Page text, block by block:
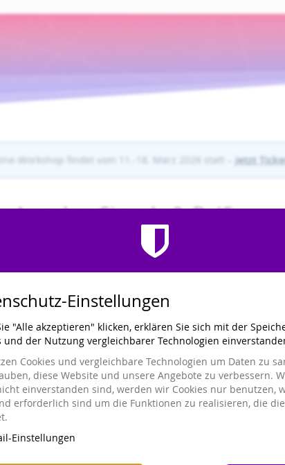
Workshop findet vom 11.-18. März 2026 statt – jetzt
Signals & RxJS bis
an – in unserem Online-Intensivkurs!
vitest und Signal Forms
Einstieg in Googles Webframework
. Mit
– und das alles aus dem Home Office. In unserem
Hands-On-Workshop.
Lastschrift, Apple Pay oder Kreditkarte
Einstellungen
"Alle akzeptieren" klicken, erklären Sie sich mit der
und der Nutzung vergleichbarer Technologien
Cookies und vergleichbare Technologien um Daten zu
diese Website und unsere Angebote zu verbessern.
einverstanden sind, werden wir Cookies nur benutzen,
erforderlich sind um die Funktionen zu realisieren, die
Einstellungen